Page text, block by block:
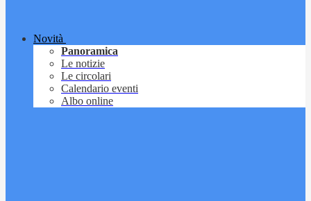
Novità
Panoramica
Le notizie
Le circolari
Calendario eventi
Albo online